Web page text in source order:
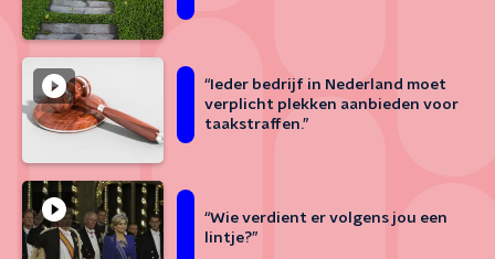
“Ieder bedrijf in Nederland moet
verplicht plekken aanbieden voor
taakstraffen.”
“Wie verdient er volgens jou een
lintje?”